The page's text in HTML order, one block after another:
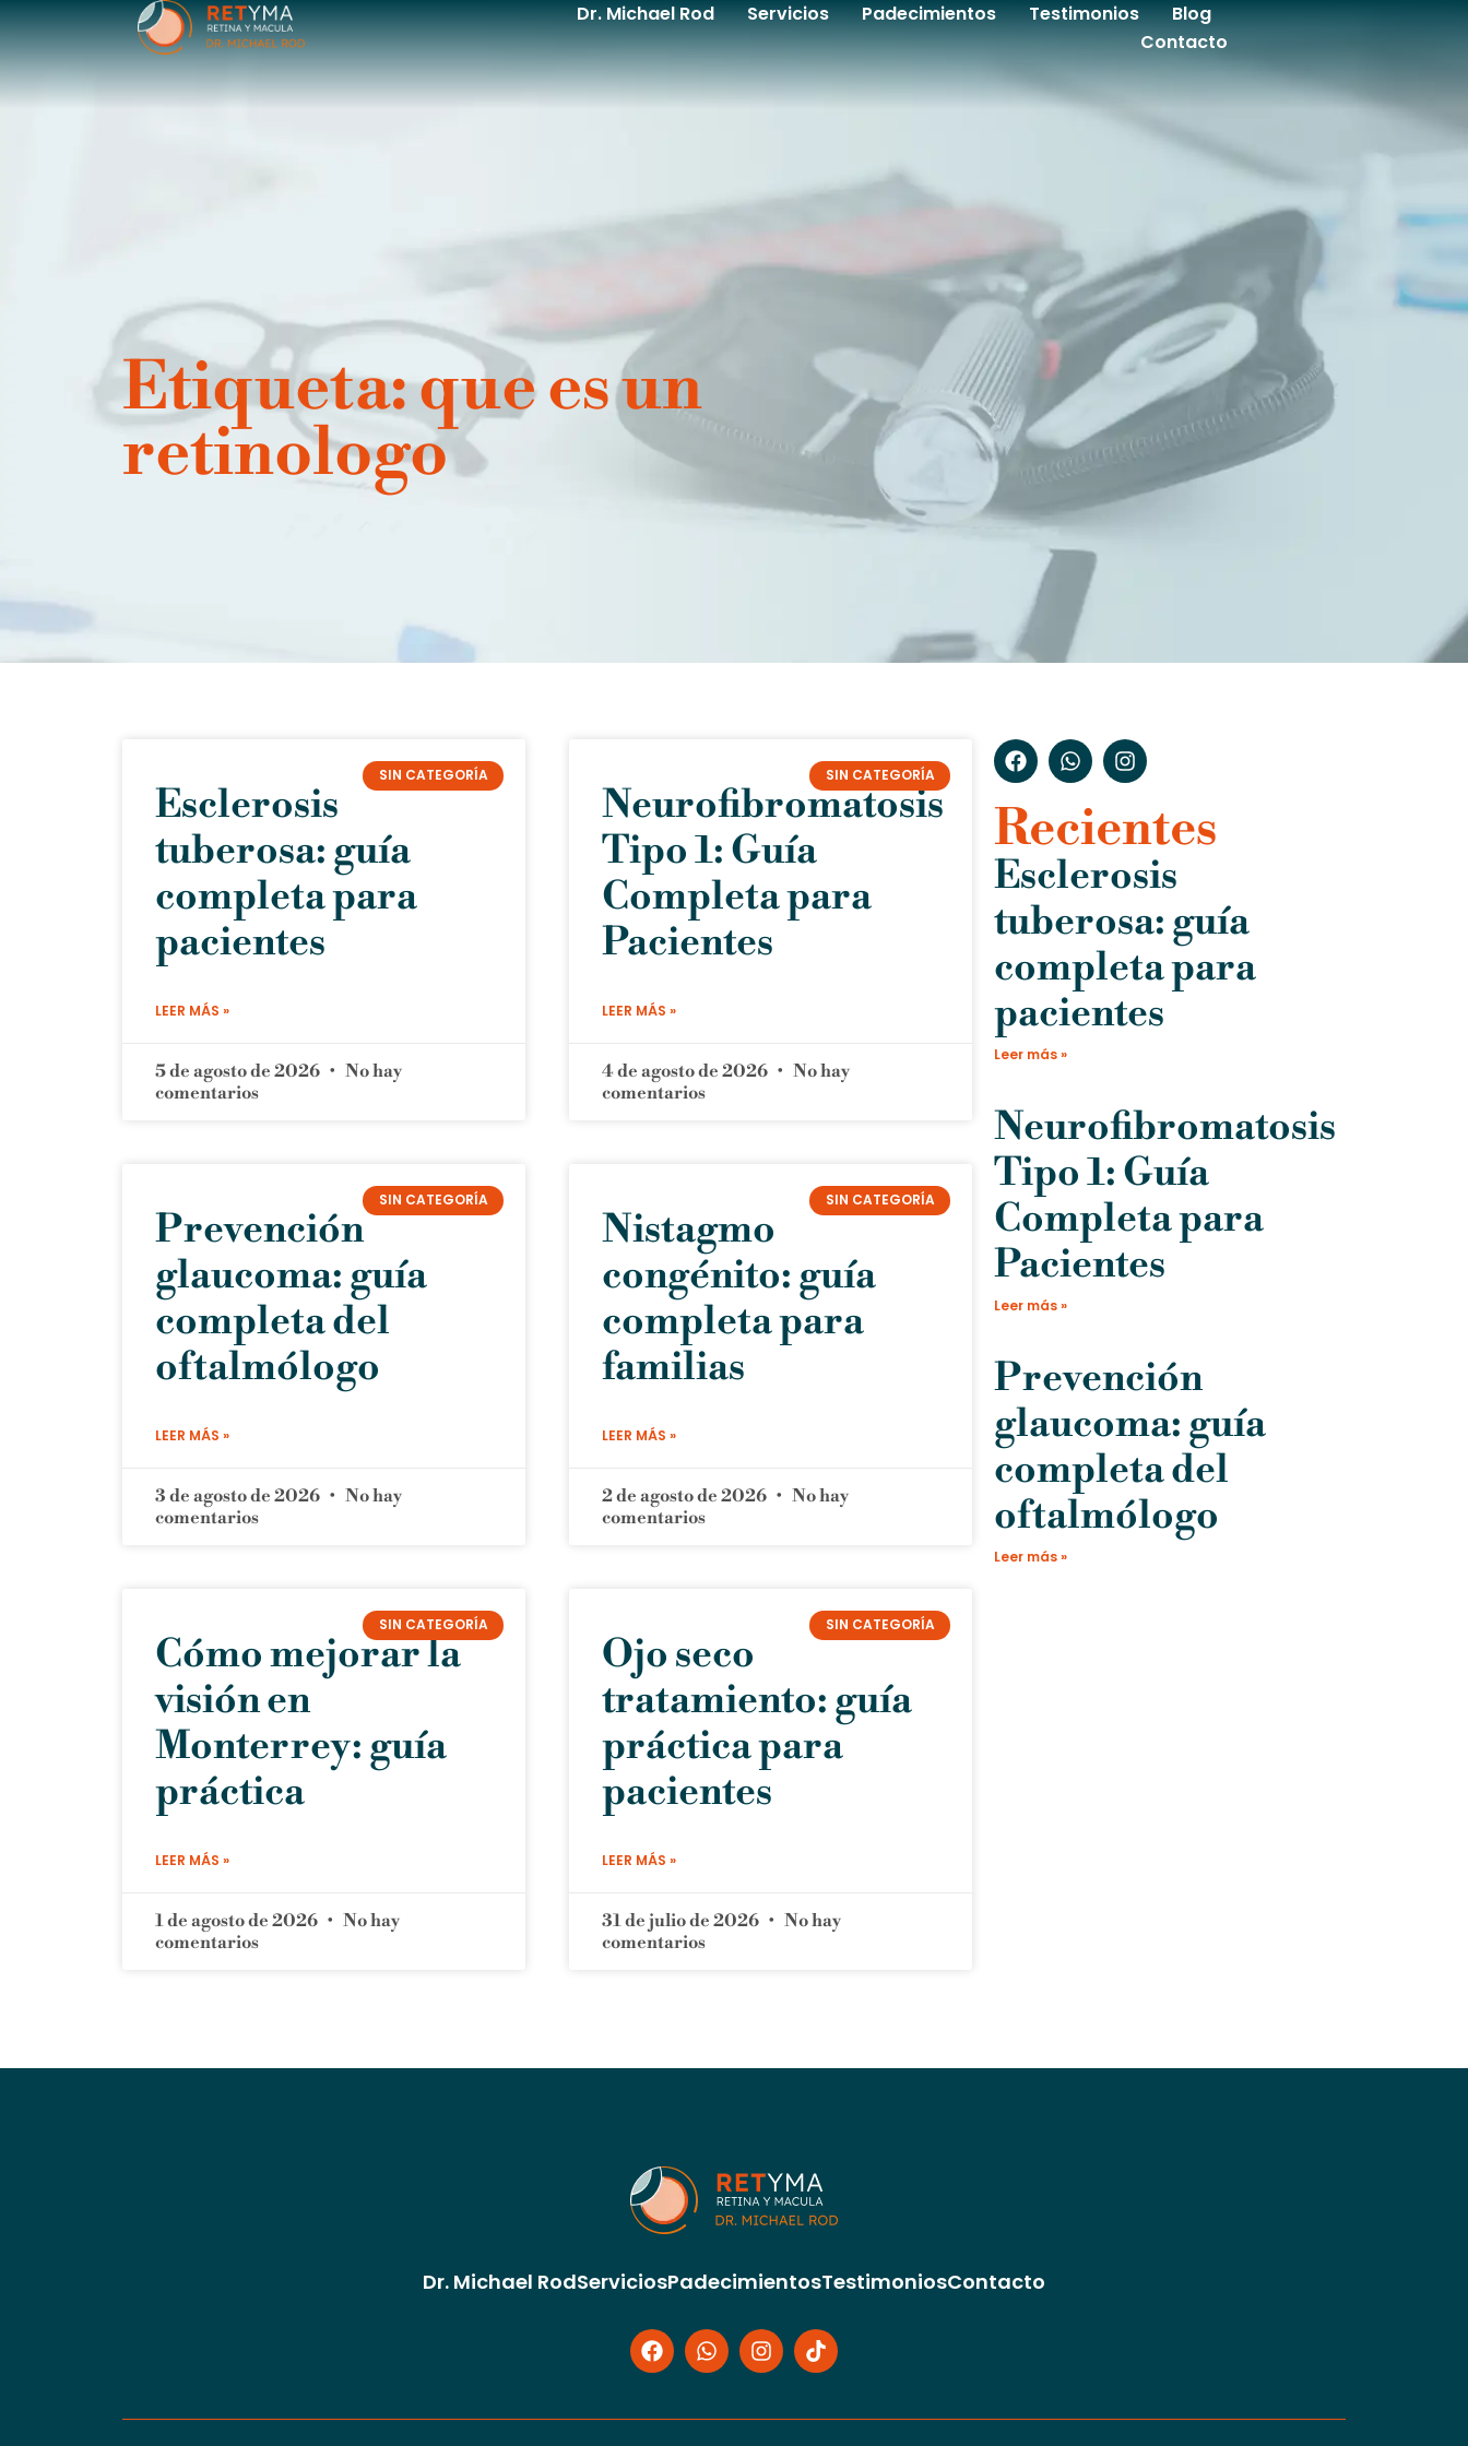
contenido Dr. Michael Rod Servicios Padecimientos Testimonios
Blog
Contacto
Etiqueta: que es un
retinologo
SIN CATEGORÍA
Esclerosis
tuberosa: guía
completa para
pacientes
LEER MÁS »
5 de agosto de 2026
No hay
comentarios
SIN CATEGORÍA
Neurofibromatosis
Tipo 1: Guía
Completa para
Pacientes
LEER MÁS »
4 de agosto de 2026
No hay
comentarios
SIN CATEGORÍA
Prevención
glaucoma: guía
completa del
oftalmólogo
LEER MÁS »
3 de agosto de 2026
No hay
comentarios
SIN CATEGORÍA
Nistagmo
congénito: guía
completa para
familias
LEER MÁS »
2 de agosto de 2026
No hay
comentarios
SIN CATEGORÍA
Cómo mejorar la
visión en
Monterrey: guía
práctica
LEER MÁS »
1 de agosto de 2026
No hay
comentarios
SIN CATEGORÍA
Ojo seco
tratamiento: guía
práctica para
pacientes
LEER MÁS »
31 de julio de 2026
No hay
comentarios
Recientes
Esclerosis
tuberosa: guía
completa para
pacientes
Leer más »
Neurofibromatosis
Tipo 1: Guía
Completa para
Pacientes
Leer más »
Prevención
glaucoma: guía
completa del
oftalmólogo
Leer más »
Dr. Michael RodServiciosPadecimientosTestimoniosContacto